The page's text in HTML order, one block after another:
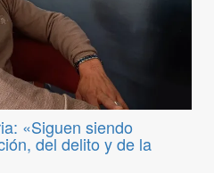
«Siguen siendo
del delito y de la